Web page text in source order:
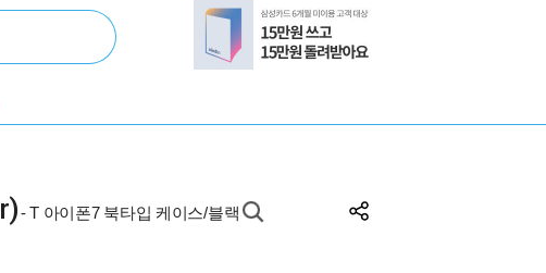
- T 아이폰7 북타입 케이스/블랙